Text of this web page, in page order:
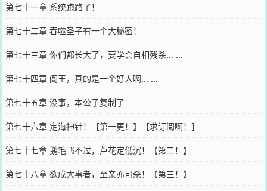
第七十一章 系统跑路了！
第七十二章 吞噬圣子有一个大秘密！
第七十三章 你们都长大了，要学会自相残杀... ...
第七十四章 阎王，真的是一个好人啊... ...
第七十五章 没事，本公子复制了
第七十六章 定海神针！【第一更！】【求订阅啊！】
第七十七章 鹅毛飞不过，芦花定低沉！【第二！】
第七十八章 欲成大事者，至亲亦可杀！【第三！】